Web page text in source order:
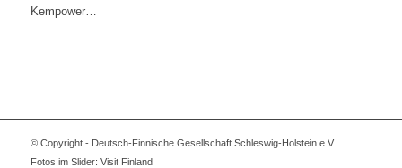
Kempower…
© Copyright - Deutsch-Finnische Gesellschaft Schleswig-Holstein e.V.
Fotos im Slider: Visit Finland